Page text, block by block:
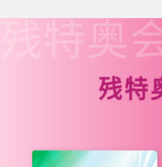
残特
残特奥